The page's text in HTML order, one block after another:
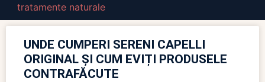
tratamente naturale
UNDE CUMPERI SERENI CAPELLI
ORIGINAL ȘI CUM EVIȚI PRODUSELE
CONTRAFĂCUTE